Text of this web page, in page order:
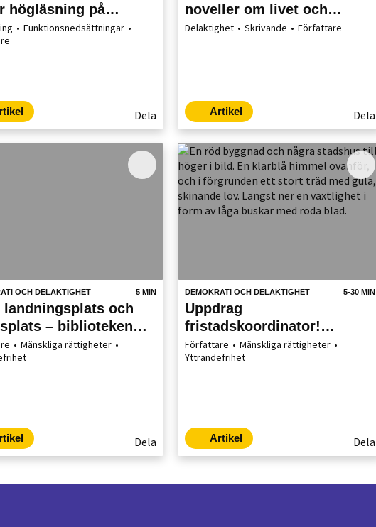
högläsning på
Funktionsnedsättningar
Dela
noveller om livet och
området
Delaktighet Skrivande Författare
Artikel Dela
OCH DELAKTIGHET 5 MIN
landningsplats och
– biblioteken
Mänskliga rättigheter
Dela
DEMOKRATI OCH DELAKTIGHET 5-30 MIN
Uppdrag
fristadskoordinator!
Östersund berättar
Författare
Mänskliga rättigheter
Yttrandefrihet
Artikel Dela